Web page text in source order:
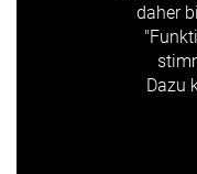
daher
Dazu